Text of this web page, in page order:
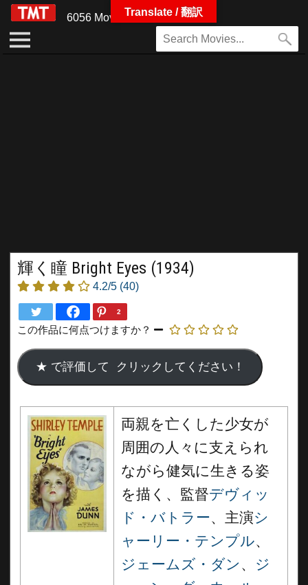
6056 Movies
輝く瞳 Bright Eyes (1934)
4.2/5 (40)
2
この作品に何点つけますか？
両親を亡くした少女が
周囲の人々に支えられ
ながら健気に生きる姿
を描く、監督デヴィッ
ド・バトラー、主演シ
ャーリー・テンプル、
ジェームズ・ダン 、 ジ
Translate / 翻訳